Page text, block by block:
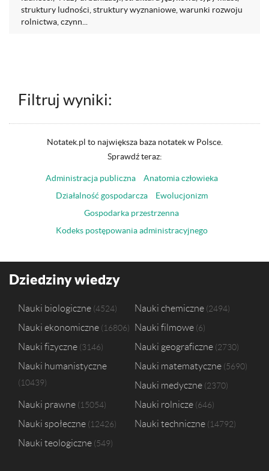
struktury ludności, struktury wyznaniowe, warunki rozwoju
rolnictwa, czynn...
Filtruj wyniki:
Notatek.pl to największa baza notatek w Polsce.
Sprawdź teraz:
Administracja publiczna
Anatomia człowieka
Działalność gospodarcza
Ewolucjonizm
Gospodarka przestrzenna
Kodeks postępowania administracyjnego
Dziedziny wiedzy
Nauki biologiczne 4524 Nauki chemiczne 2494
Nauki ekonomiczne 16806 Nauki filmowe 6
Nauki fizyczne 3146 Nauki geograficzne 2730
Nauki humanistyczne
10439
Nauki matematyczne 5690
Nauki medyczne 2370
Nauki prawne 15054 Nauki rolnicze 646
Nauki społeczne 12426 Nauki techniczne 14792
Nauki teologiczne 549